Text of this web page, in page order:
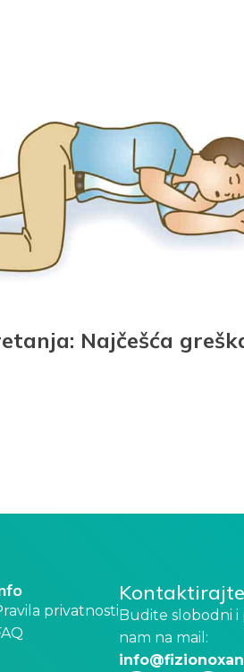
Najčešća
privatnostiBudite slobodni i
nam na mail: